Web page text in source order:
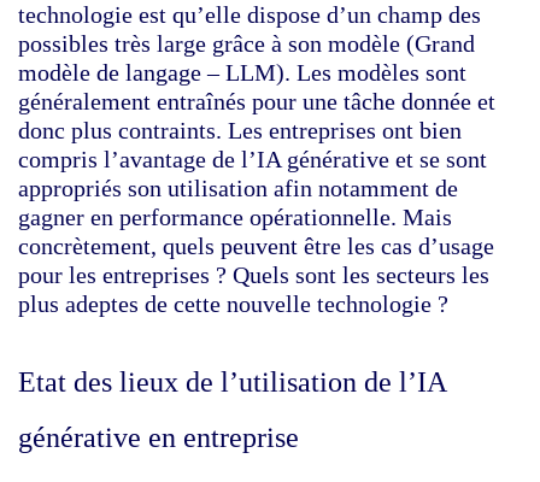
technologie est qu’elle dispose d’un champ des
possibles très large grâce à son modèle (Grand
modèle de langage – LLM). Les modèles sont
généralement entraînés pour une tâche donnée et
donc plus contraints. Les entreprises ont bien
compris l’avantage de l’IA générative et se sont
appropriés son utilisation afin notamment de
gagner en performance opérationnelle. Mais
concrètement, quels peuvent être les cas d’usage
pour les entreprises ? Quels sont les secteurs les
plus adeptes de cette nouvelle technologie ?
Etat des lieux de l’utilisation de l’IA
générative en entreprise